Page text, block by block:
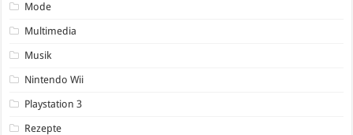
Mode
Multimedia
Musik
Nintendo Wii
Playstation 3
Rezepte